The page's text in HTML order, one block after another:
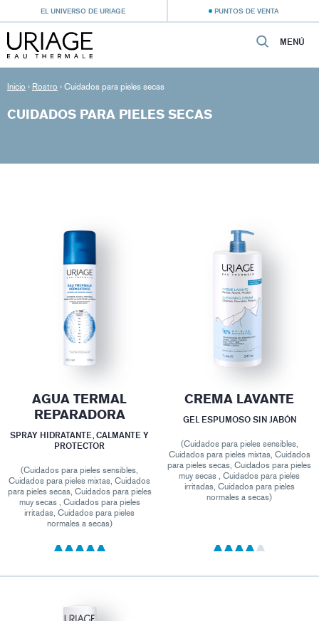
EL UNIVERSO DE URIAGE PUNTOS DE VENTA
MENÚ
Inicio › Rostro › Cuidados para pieles secas
CUIDADOS PARA PIELES SECAS
AGUA TERMAL
REPARADORA
SPRAY HIDRATANTE, CALMANTE Y
PROTECTOR
(Cuidados para pieles sensibles,
Cuidados para pieles mixtas, Cuidados
para pieles secas, Cuidados para pieles
muy secas , Cuidados para pieles
irritadas, Cuidados para pieles
normales a secas)
CREMA LAVANTE
GEL ESPUMOSO SIN JABÓN
(Cuidados para pieles sensibles,
Cuidados para pieles mixtas, Cuidados
para pieles secas, Cuidados para pieles
muy secas , Cuidados para pieles
irritadas, Cuidados para pieles
normales a secas)